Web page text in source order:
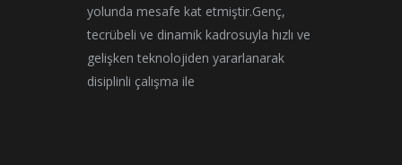
yolunda mesafe kat etmiştir.Genç,
tecrübeli ve dinamik kadrosuyla hızlı ve
gelişken teknolojiden yararlanarak
disiplinli çalışma ile